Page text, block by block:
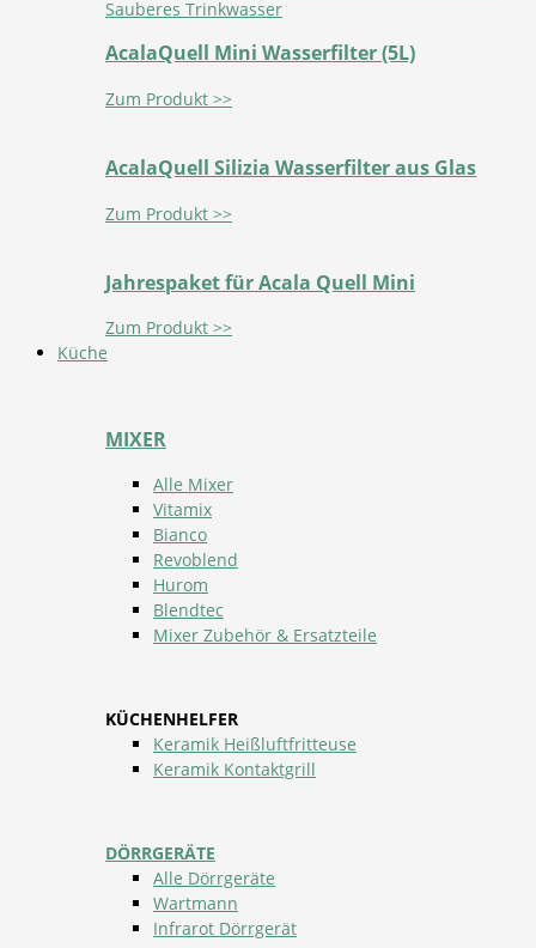
AcalaQuell Mini Wasserfilter (5L)
Zum Produkt >>
AcalaQuell Silizia Wasserfilter aus Glas
Zum Produkt >>
Jahrespaket für Acala Quell Mini
Zum Produkt >>
Küche
MIXER
Alle Mixer
Vitamix
Bianco
Revoblend
Hurom
Blendtec
Mixer Zubehör & Ersatzteile
KÜCHENHELFER
Keramik Heißluftfritteuse
Keramik Kontaktgrill
DÖRRGERÄTE
Alle Dörrgeräte
Wartmann
Infrarot Dörrgerät